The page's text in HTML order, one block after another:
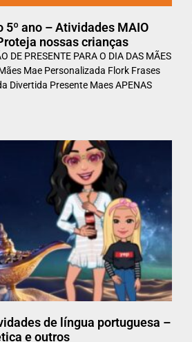
5º ano – Atividades MAIO
nossas crianças
DE PRESENTE PARA O DIA DAS MÃES
Mae Personalizada Flork Frases
Divertida Presente Maes APENAS
de língua portuguesa –
e outros